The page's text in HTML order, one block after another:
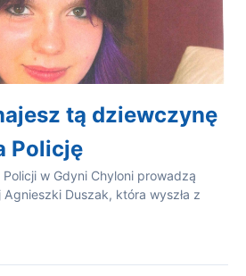
tą dziewczynę
Policję
w Gdyni Chyloni prowadzą
Duszak, która wyszła z